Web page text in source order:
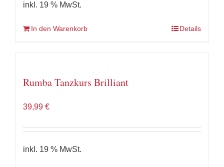
inkl. 19 % MwSt.
In den Warenkorb Details
Rumba Tanzkurs Brilliant
39,99 €
inkl. 19 % MwSt.